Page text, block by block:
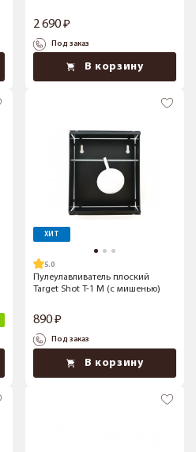
2 690
Под заказ
В корзину
ХИТ
5.0
Пулеулавливатель плоский
Target Shot T-1 M (с мишенью)
890
Под заказ
В корзину